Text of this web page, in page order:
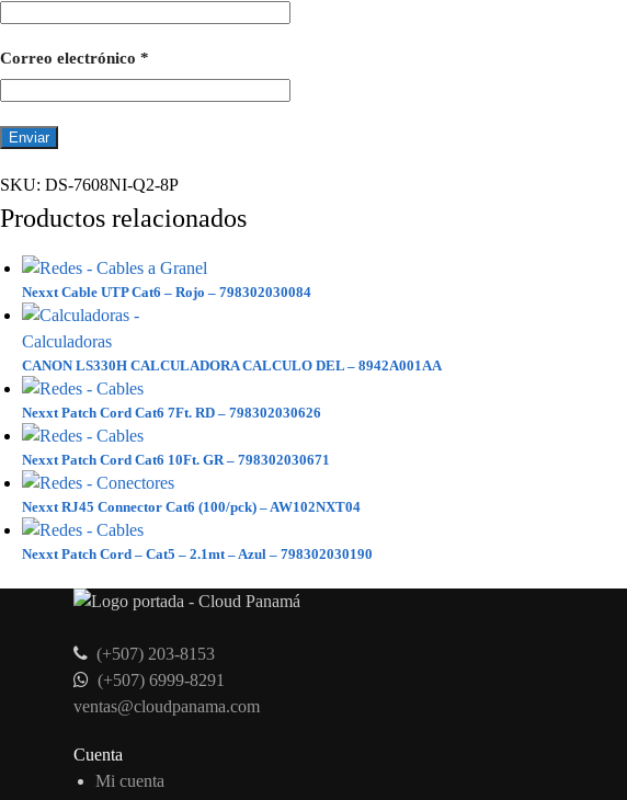
Correo electrónico *
SKU: DS-7608NI-Q2-8P
Productos relacionados
Nexxt Cable UTP Cat6 – Rojo – 798302030084
CANON LS330H CALCULADORA CALCULO DEL – 8942A001AA
Nexxt Patch Cord Cat6 7Ft. RD – 798302030626
Nexxt Patch Cord Cat6 10Ft. GR – 798302030671
Nexxt RJ45 Connector Cat6 (100/pck) – AW102NXT04
Nexxt Patch Cord – Cat5 – 2.1mt – Azul – 798302030190
(+507) 203-8153
(+507) 6999-8291
ventas@cloudpanama.com
Cuenta
Mi cuenta